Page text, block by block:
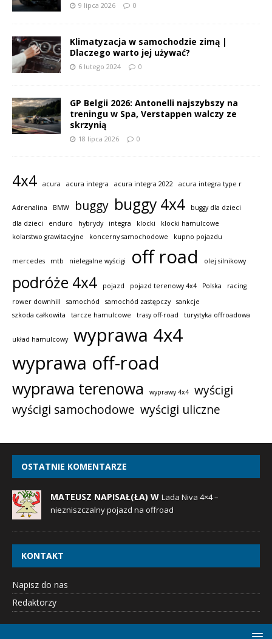
9 lipca 2026 0
Klimatyzacja w samochodzie zimą |
Dlaczego warto jej używać?
6 lutego 2024 0
GP Belgii 2026: Antonelli najszybszy na
treningu w Spa, Verstappen walczy ze
skrzynią
18 lipca 2026 0
4x4 acura acura integra acura integra 2022 acura integra type r
Adrenalina BMW buggy buggy 4x4
buggy dla dzieci
dla dzieci
enduro hybrydy integra klocki
klocki hamulcowe
kolarstwo grawitacyjne
koncerny samochodowe kupno pojazdu
mercedes mtb nielegalne wyścigi off road olej silnikowy
podróże 4x4 pojazd pojazd terenowy 4x4 Polska
racing
rower downhill
samochód samochód zastępczy
sankcje
szkoda całkowita
tarcze hamulcowe trasy off-road turystyka offroadowa
układ hamulcowy
wyprawa 4x4
wyprawa off-road
wyprawa terenowa wyprawy 4x4
wyścigi
wyścigi samochodowe wyścigi uliczne
OSTATNIE KOMENTARZE
MATEUSZ NAPISAŁ(ŁA) W Lada Niva 4×4 –
niezniszczalny pojazd na offroad
KONTAKT
Napisz do nas
Redaktorzy